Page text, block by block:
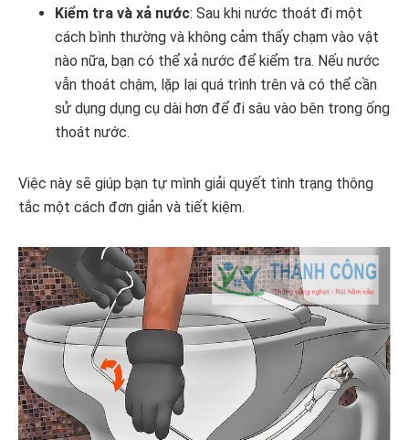
Kiểm tra và xả nước: Sau khi nước thoát đi một
cách bình thường và không cảm thấy chạm vào vật
nào nữa, bạn có thể xả nước để kiểm tra. Nếu nước
vẫn thoát chậm, lặp lại quá trình trên và có thể cần
sử dụng dụng cụ dài hơn để đi sâu vào bên trong ống
thoát nước.
Việc này sẽ giúp bạn tự mình giải quyết tình trạng thông
tắc một cách đơn giản và tiết kiệm.